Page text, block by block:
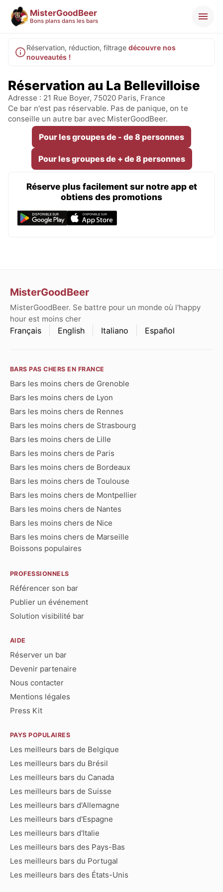
MisterGoodBeer
Bons plans dans les bars
Réservation, réduction, filtrage découvre nos
nouveautés !
Réservation au La Bellevilloise
Adresse : 21 Rue Boyer, 75020 Paris, France
Ce bar n'est pas réservable. Pas de panique, on te
conseille un autre bar avec MisterGoodBeer.
Pour les groupes de - de 8 personnes
Pour les groupes de + de 8 personnes
Réserve plus facilement sur notre app et
obtiens des promotions
MisterGoodBeer
MisterGoodBeer. Se battre pour un monde où l'happy
hour est moins cher
Français English Italiano Español
BARS PAS CHERS EN FRANCE
Bars les moins chers de Grenoble
Bars les moins chers de Lyon
Bars les moins chers de Rennes
Bars les moins chers de Strasbourg
Bars les moins chers de Lille
Bars les moins chers de Paris
Bars les moins chers de Bordeaux
Bars les moins chers de Toulouse
Bars les moins chers de Montpellier
Bars les moins chers de Nantes
Bars les moins chers de Nice
Bars les moins chers de Marseille
Boissons populaires
PROFESSIONNELS
Référencer son bar
Publier un événement
Solution visibilité bar
AIDE
Réserver un bar
Devenir partenaire
Nous contacter
Mentions légales
Press Kit
PAYS POPULAIRES
Les meilleurs bars de Belgique
Les meilleurs bars du Brésil
Les meilleurs bars du Canada
Les meilleurs bars de Suisse
Les meilleurs bars d'Allemagne
Les meilleurs bars d'Espagne
Les meilleurs bars d'Italie
Les meilleurs bars des Pays-Bas
Les meilleurs bars du Portugal
Les meilleurs bars des États-Unis